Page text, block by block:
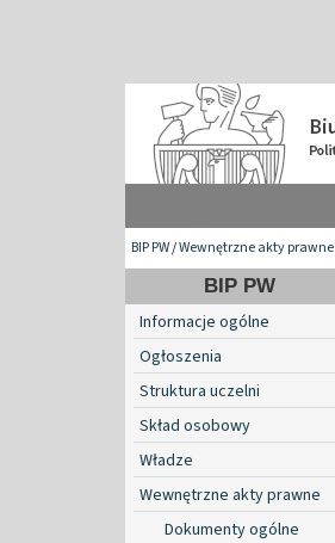
BIP PW/Wewnętrzne akty prawne
BIP PW
Informacje ogólne
Ogłoszenia
Struktura uczelni
Skład osobowy
Władze
Wewnętrzne akty prawne
Dokumenty ogólne